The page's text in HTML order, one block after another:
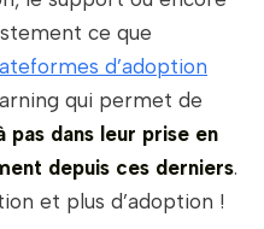
ce que
d’adoption
qui permet de
pas dans leur prise en
depuis ces derniers.
et plus d’adoption !